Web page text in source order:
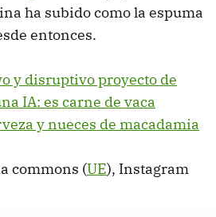
ha subido como la espuma
entonces.
y disruptivo proyecto de
IA: es carne de vaca
y nueces de macadamia
commons (UE), Instagram